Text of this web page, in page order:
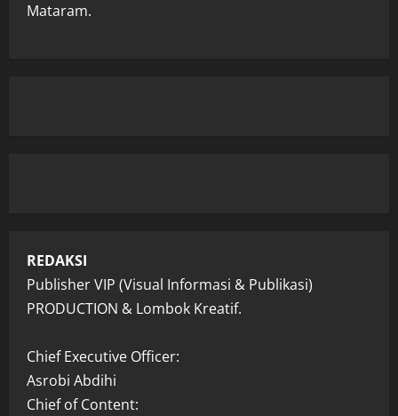
Mataram.
REDAKSI
Publisher VIP (Visual Informasi & Publikasi)
PRODUCTION & Lombok Kreatif.
Chief Executive Officer:
Asrobi Abdihi
Chief of Content: